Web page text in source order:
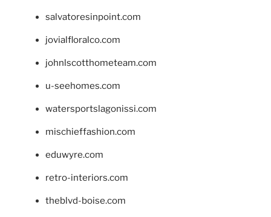
salvatoresinpoint.com
jovialfloralco.com
johnlscotthometeam.com
u-seehomes.com
watersportslagonissi.com
mischieffashion.com
eduwyre.com
retro-interiors.com
theblvd-boise.com